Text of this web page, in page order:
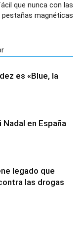
que nunca con las
pestañas magnéticas
es «Blue, la
Nadal en España
legado que
las drogas